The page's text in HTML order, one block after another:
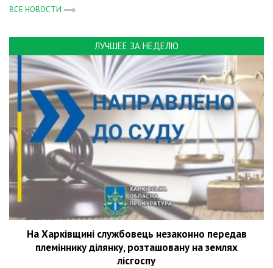
ВСЕ НОВОСТИ
ЛУЧШЕЕ ЗА НЕДЕЛЮ
На Харківщині службовець незаконно передав
племіннику ділянку, розташовану на землях
лісгоспу